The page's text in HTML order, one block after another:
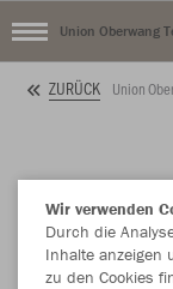
Union Oberwang
ZURÜCK Union
Wir verwenden
Durch die
Inhalte anzeigen
zu den Cookies